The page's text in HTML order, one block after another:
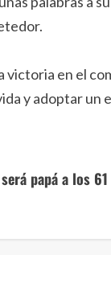
victoria en el
y adoptar un
papá a los 61